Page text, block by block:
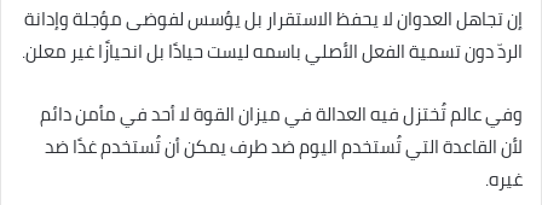
إن تجاهل العدوان لا يحفظ الاستقرار بل يؤسس لفوضى مؤجلة وإدانة
الردّ دون تسمية الفعل الأصلي باسمه ليست حيادًا بل انحيازًا غير معلن.
وفي عالم تُختزل فيه العدالة في ميزان القوة لا أحد في مأمن دائم
لأن القاعدة التي تُستخدم اليوم ضد طرف يمكن أن تُستخدم غدًا ضد
غيره.